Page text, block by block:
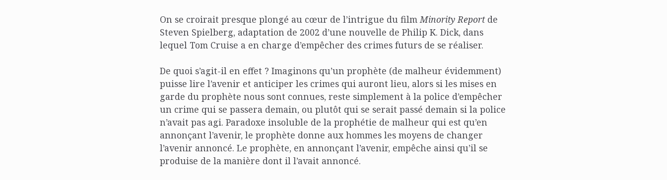
On se croirait presque plongé au cœur de l’intrigue du film Minority Reportde
Steven Spielberg, adaptation de 2002 d’une nouvelle de Philip K. Dick, dans
lequel Tom Cruise a en charge d’empêcher des crimes futurs de se réaliser.
De quoi s’agit-il en effet ? Imaginons qu’un prophète (de malheur évidemment)
puisse lire l’avenir et anticiper les crimes qui auront lieu, alors si les mises en
garde du prophète nous sont connues, reste simplement à la police d’empêcher
un crime qui se passera demain, ou plutôt qui se serait passé demain si la police
n’avait pas agi. Paradoxe insoluble de la prophétie de malheur qui est qu’en
annonçant l’avenir, le prophète donne aux hommes les moyens de changer
l’avenir annoncé. Le prophète, en annonçant l’avenir, empêche ainsi qu’il se
produise de la manière dont il l’avait annoncé.